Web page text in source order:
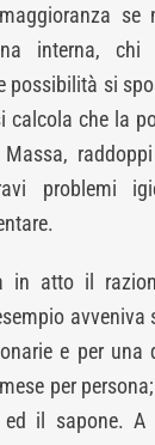
se
interna, chi
possibilità si
calcola che la
problemi
in atto il
avveniva
e per una
per
il sapone. A